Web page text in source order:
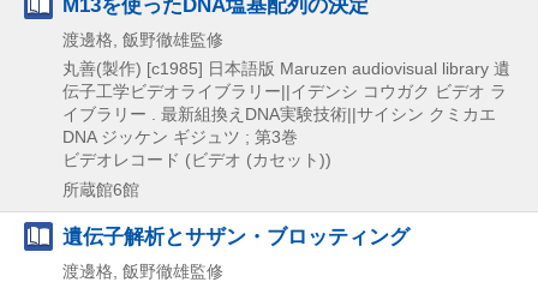
渡邊格, 飯野徹雄監修
丸善(製作) [c1985] 日本語版 Maruzen audiovisual library 遺
伝子工学ビデオライブラリー||イデンシ コウガク ビデオ ラ
イブラリー . 最新組換えDNA実験技術||サイシン クミカエ
DNA ジッケン ギジュツ ; 第3巻
ビデオレコード (ビデオ (カセット))
所蔵館6館
遺伝子解析とサザン・ブロッティング
渡邊格, 飯野徹雄監修